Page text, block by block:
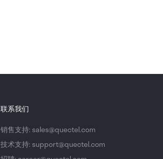
联系我们
销售支持: sales@quectel.com
技术支持: support@quectel.com